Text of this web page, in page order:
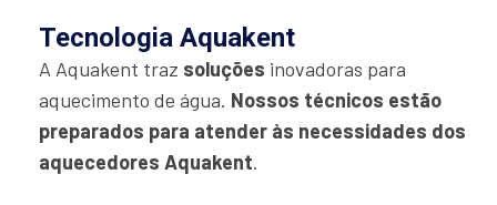
Tecnologia Aquakent
A Aquakent traz soluções inovadoras para
aquecimento de água. Nossos técnicos estão
preparados para atender às necessidades dos
aquecedores Aquakent.